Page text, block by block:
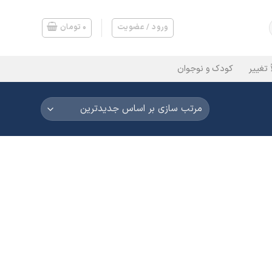
ورود / عضویت ۰ تومان
کودک و نوجوان